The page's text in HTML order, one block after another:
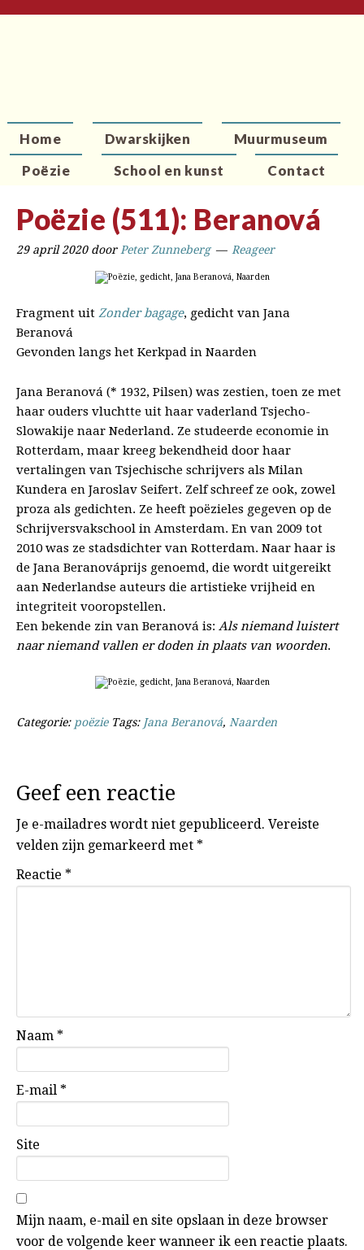
Home Dwarskijken
Muurmuseum
Poëzie
School en kunst Contact
Poëzie (511): Beranová
29 april 2020door Peter Zunneberg Reageer
Fragment uit Zonder bagage, gedicht van Jana
Beranová
Gevonden langs het Kerkpad in Naarden
Jana Beranová (* 1932, Pilsen) was zestien, toen ze met
haar ouders vluchtte uit haar vaderland Tsjecho-
Slowakije naar Nederland. Ze studeerde economie in
Rotterdam, maar kreeg bekendheid door haar
vertalingen van Tsjechische schrijvers als Milan
Kundera en Jaroslav Seifert. Zelf schreef ze ook, zowel
proza als gedichten. Ze heeft poëzieles gegeven op de
Schrijversvakschool in Amsterdam. En van 2009 tot
2010 was ze stadsdichter van Rotterdam. Naar haar is
de Jana Beranováprijs genoemd, die wordt uitgereikt
aan Nederlandse auteurs die artistieke vrijheid en
integriteit vooropstellen.
Een bekende zin van Beranová is: Als niemand luistert
naar niemand vallen er doden in plaats van woorden.
Categorie: poëzie Tags: Jana Beranová, Naarden
Geef een reactie
Je e-mailadres wordt niet gepubliceerd. Vereiste
velden zijn gemarkeerd met *
Reactie *
Naam *
E-mail *
Site
Mijn naam, e-mail en site opslaan in deze browser
voor de volgende keer wanneer ik een reactie plaats.